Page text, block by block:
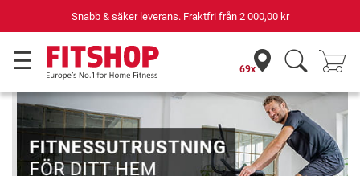
Din expert inom hemmaträning i 42 år
69x